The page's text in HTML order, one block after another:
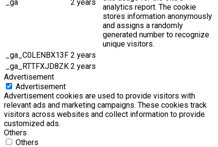
_ga 2 years
analytics report. The cookie
stores information anonymously
and assigns a randomly
generated number to recognize
unique visitors.
_ga_C0LENBX13F 2 years
_ga_RTTFXJD8ZK 2 years
Advertisement
Advertisement
Advertisement cookies are used to provide visitors with
relevant ads and marketing campaigns. These cookies track
visitors across websites and collect information to provide
customized ads.
Others
Others